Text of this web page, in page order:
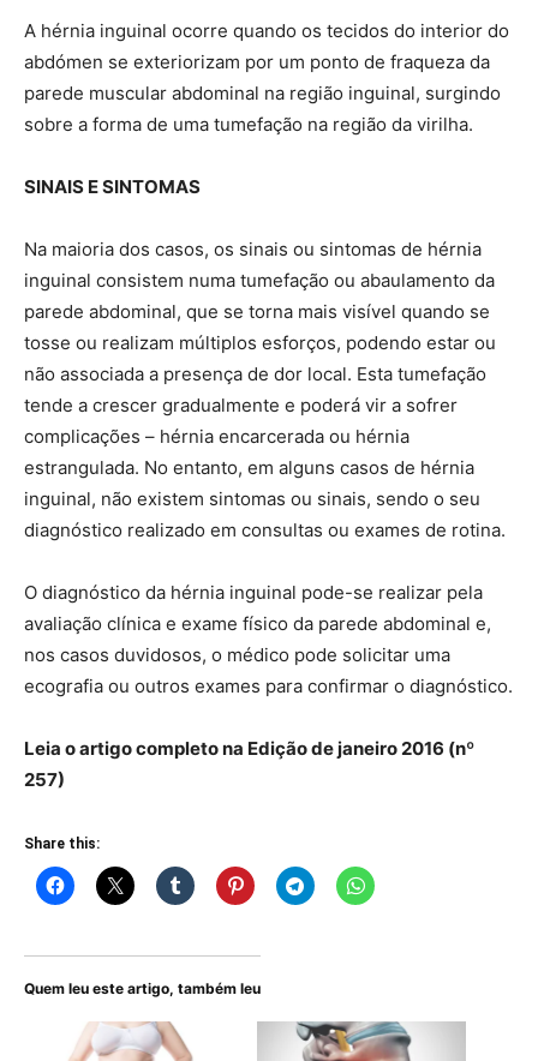
A hérnia inguinal ocorre quando os tecidos do interior do
abdómen se exteriorizam por um ponto de fraqueza da
parede muscular abdominal na região inguinal, surgindo
sobre a forma de uma tumefação na região da virilha.
SINAIS E SINTOMAS
Na maioria dos casos, os sinais ou sintomas de hérnia
inguinal consistem numa tumefação ou abaulamento da
parede abdominal, que se torna mais visível quando se
tosse ou realizam múltiplos esforços, podendo estar ou
não associada a presença de dor local. Esta tumefação
tende a crescer gradualmente e poderá vir a sofrer
complicações – hérnia encarcerada ou hérnia
estrangulada. No entanto, em alguns casos de hérnia
inguinal, não existem sintomas ou sinais, sendo o seu
diagnóstico realizado em consultas ou exames de rotina.
O diagnóstico da hérnia inguinal pode-se realizar pela
avaliação clínica e exame físico da parede abdominal e,
nos casos duvidosos, o médico pode solicitar uma
ecografia ou outros exames para confirmar o diagnóstico.
Leia o artigo completo na Edição de janeiro 2016 (nº
257)
Share this:
Quem leu este artigo, também leu